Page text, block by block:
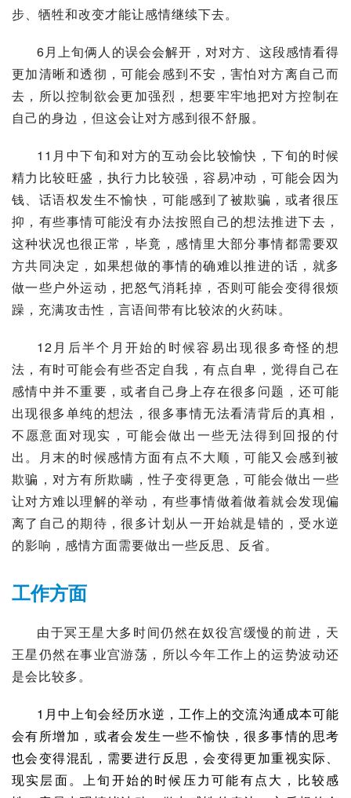
步、牺牲和改变才能让感情继续下去。
6月上旬俩人的误会会解开，对对方、这段感情看得
更加清晰和透彻，可能会感到不安，害怕对方离自己而
去，所以控制欲会更加强烈，想要牢牢地把对方控制在
自己的身边，但这会让对方感到很不舒服。
11月中下旬和对方的互动会比较愉快，下旬的时候
精力比较旺盛，执行力比较强，容易冲动，可能会因为
钱、话语权发生不愉快，可能感到了被欺骗，或者很压
抑，有些事情可能没有办法按照自己的想法推进下去，
这种状况也很正常，毕竟，感情里大部分事情都需要双
方共同决定，如果想做的事情的确难以推进的话，就多
做一些户外运动，把怒气消耗掉，否则可能会变得很烦
躁，充满攻击性，言语间带有比较浓的火药味。
12月后半个月开始的时候容易出现很多奇怪的想
法，有时可能会有些否定自我，有点自卑，觉得自己在
感情中并不重要，或者自己身上存在很多问题，还可能
出现很多单纯的想法，很多事情无法看清背后的真相，
不愿意面对现实，可能会做出一些无法得到回报的付
出。月末的时候感情方面有点不大顺，可能又会感到被
欺骗，对方有所欺瞒，性子变得更急，可能会做出一些
让对方难以理解的举动，有些事情做着做着就会发现偏
离了自己的期待，很多计划从一开始就是错的，受水逆
的影响，感情方面需要做出一些反思、反省。
工作方面
由于冥王星大多时间仍然在奴役宫缓慢的前进，天
王星仍然在事业宫游荡，所以今年工作上的运势波动还
是会比较多。
1月中上旬会经历水逆，工作上的交流沟通成本可能
会有所增加，或者会发生一些不愉快，很多事情的思考
也会变得混乱，需要进行反思，会变得更加重视实际、
现实层面。上旬开始的时候压力可能有点大，比较感